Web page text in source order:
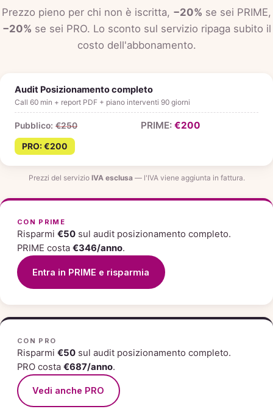
Prezzo pieno per chi non è iscritta, −20% se sei PRIME,
−20% se sei PRO. Lo sconto sul servizio ripaga subito il
costo dell'abbonamento.
Audit Posizionamento completo
Call 60 min + report PDF + piano interventi 90 giorni
€250 €200
€200
Prezzi del servizio IVA esclusa— l'IVA viene aggiunta in fattura.
CON PRIME
Risparmi €50 sul audit posizionamento completo.
PRIME costa €346/anno.
Entra in PRIME e risparmia
CON PRO
Risparmi €50 sul audit posizionamento completo.
PRO costa €687/anno.
Vedi anche PRO